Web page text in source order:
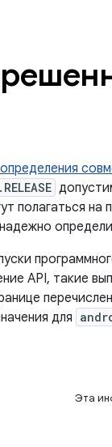
определения
полагаться
API, такие
для
Эта